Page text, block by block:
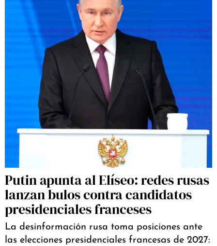
Putin apunta al Elíseo: redes rusas
lanzan bulos contra candidatos
presidenciales franceses
La desinformación rusa toma posiciones ante
las elecciones presidenciales francesas de 2027: